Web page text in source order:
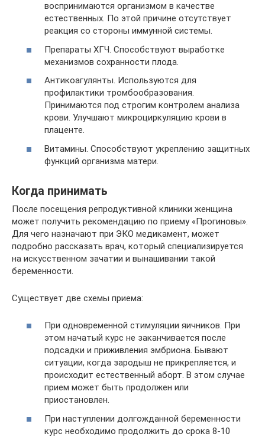
воспринимаются организмом в качестве
естественных. По этой причине отсутствует
реакция со стороны иммунной системы.
Препараты ХГЧ. Способствуют выработке
механизмов сохранности плода.
Антикоагулянты. Используются для
профилактики тромбообразования.
Принимаются под строгим контролем анализа
крови. Улучшают микроциркуляцию крови в
плаценте.
Витамины. Способствуют укреплению защитных
функций организма матери.
Когда принимать
После посещения репродуктивной клиники женщина
может получить рекомендацию по приему «Прогиновы».
Для чего назначают при ЭКО медикамент, может
подробно рассказать врач, который специализируется
на искусственном зачатии и вынашивании такой
беременности.
Существует две схемы приема:
При одновременной стимуляции яичников. При
этом начатый курс не заканчивается после
подсадки и приживления эмбриона. Бывают
ситуации, когда зародыш не прикрепляется, и
происходит естественный аборт. В этом случае
прием может быть продолжен или
приостановлен.
При наступлении долгожданной беременности
курс необходимо продолжить до срока 8-10